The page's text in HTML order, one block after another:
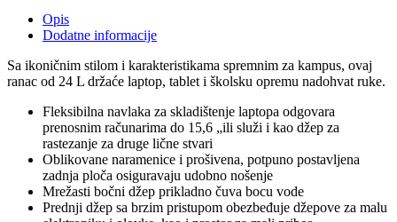
ranac
sivi
quantity
Opis
Dodatne informacije
Sa ikoničnim stilom i karakteristikama spremnim za kampus, ovaj
ranac od 24 L držaće laptop, tablet i školsku opremu nadohvat ruke.
Fleksibilna navlaka za skladištenje laptopa odgovara
prenosnim računarima do 15,6 „ili služi i kao džep za
rastezanje za druge lične stvari
Oblikovane naramenice i prošivena, potpuno postavljena
zadnja ploča osiguravaju udobno nošenje
Mrežasti bočni džep prikladno čuva bocu vode
Prednji džep sa brzim pristupom obezbeđuje džepove za malu